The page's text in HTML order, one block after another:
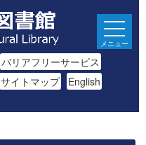
バリアフリーサービス
サイトマップ English
メニュー